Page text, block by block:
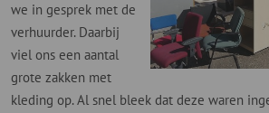
we in gesprek met de
verhuurder. Daarbij
viel ons een aantal
grote zakken met
kleding op. Al snel bleek dat deze waren